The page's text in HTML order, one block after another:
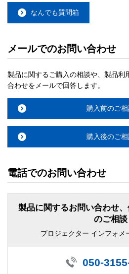
なんでも質問箱
メールでのお問い合わせ
製品に関するご購入の相談や、製品利
合わせをメールで回答します。
購入前のご相
購入後のご相
電話でのお問い合わせ
製品に関するお問い合わせ
のご相談
プロジェクター インフォメ
050-